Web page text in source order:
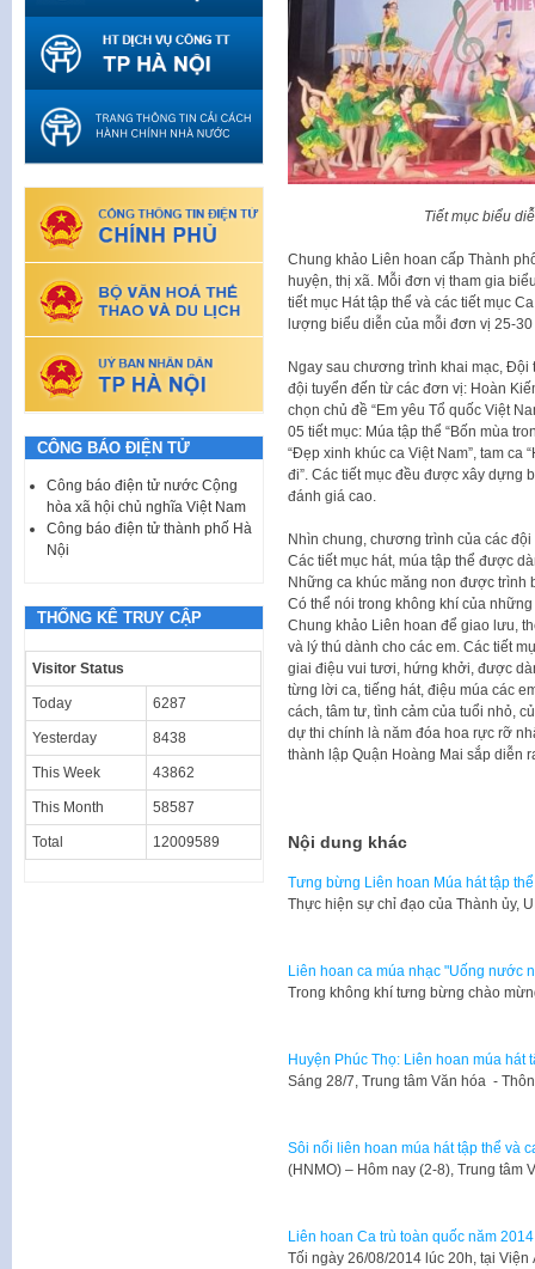
Tiết mục biểu
Chung khảo Liên hoan cấp Thành
huyện, thị xã. Mỗi đơn vị tham gia
tiết mục Hát tập thể và các tiết mục
lượng biểu diễn của mỗi đơn vị 25-30
Ngay sau chương trình khai mạc,
đội tuyển đến từ các đơn vị: Hoàn
chọn chủ đề “Em yêu Tổ quốc Việt
05 tiết mục: Múa tập thể “Bốn mùa
“Đẹp xinh khúc ca Việt Nam”, tam ca
đi”. Các tiết mục đều được xây dựng
đánh giá cao.
Nhìn chung, chương trình của các
Các tiết mục hát, múa tập thể được
Những ca khúc măng non được
Có thể nói trong không khí của
Chung khảo Liên hoan để giao lưu,
và lý thú dành cho các em. Các tiết
giai điệu vui tươi, hứng khởi, được
từng lời ca, tiếng hát, điệu múa các
cách, tâm tư, tình cảm của tuổi nhỏ,
dự thi chính là năm đóa hoa rực rỡ
thành lập Quận Hoàng Mai sắp diễn
Nội dung khác
Tưng bừng Liên hoan Múa hát tập
Thực hiện sự chỉ đạo của Thành ủy,
Liên hoan ca múa nhạc "Uống nước
Trong không khí tưng bừng chào
Huyện Phúc Thọ: Liên hoan múa hát
Sáng 28/7, Trung tâm Văn hóa -
Sôi nổi liên hoan múa hát tập thể và
(HNMO) – Hôm nay (2-8), Trung tâm
Liên hoan Ca trù toàn quốc năm 2014
​Tối ngày 26/08/2014 lúc 20h, tại
CÔNG BÁO ĐIỆN TỬ
Công báo điện tử nước Cộng
hòa xã hội chủ nghĩa Việt Nam
Công báo điện tử thành phố Hà
Nội
THỐNG KÊ TRUY CẬP
Visitor Status
Today 6287
Yesterday 8438
This Week 43862
This Month 58587
Total 12009589